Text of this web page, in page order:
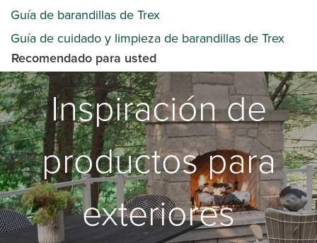
Guía de barandillas de Trex
Guía de cuidado y limpieza de barandillas de Trex
Recomendado para usted
Inspiración de
productos para
exteriores